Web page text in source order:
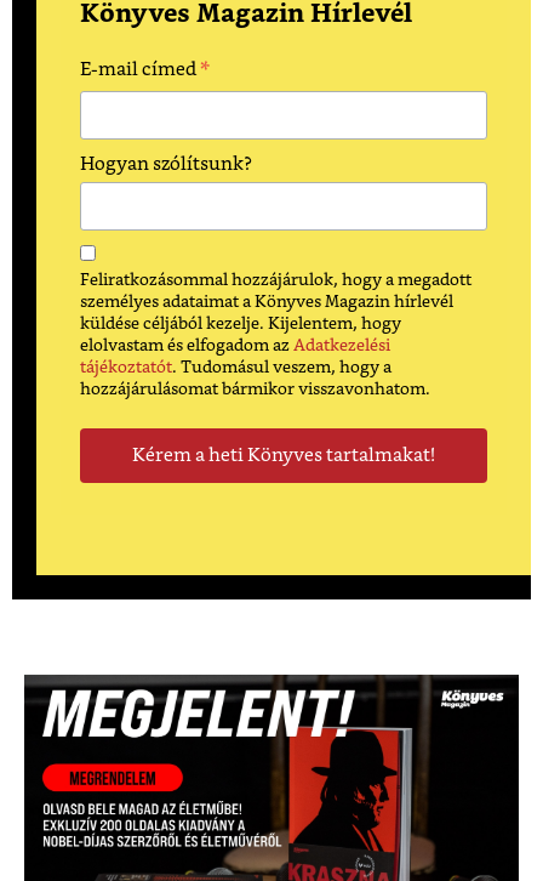
Könyves Magazin Hírlevél
E-mail címed*
Hogyan szólítsunk?
Feliratkozásommal hozzájárulok, hogy a megadott
személyes adataimat a Könyves Magazin hírlevél
küldése céljából kezelje. Kijelentem, hogy
elolvastam és elfogadom az Adatkezelési
tájékoztatót. Tudomásul veszem, hogy a
hozzájárulásomat bármikor visszavonhatom.